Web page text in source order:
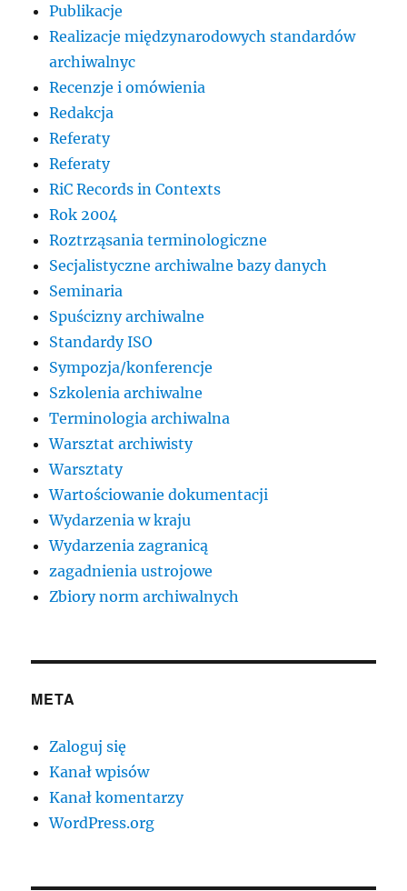
Publikacje
Realizacje międzynarodowych standardów
archiwalnyc
Recenzje i omówienia
Redakcja
Referaty
Referaty
RiC Records in Contexts
Rok 2004
Roztrząsania terminologiczne
Secjalistyczne archiwalne bazy danych
Seminaria
Spuścizny archiwalne
Standardy ISO
Sympozja/konferencje
Szkolenia archiwalne
Terminologia archiwalna
Warsztat archiwisty
Warsztaty
Wartościowanie dokumentacji
Wydarzenia w kraju
Wydarzenia zagranicą
zagadnienia ustrojowe
Zbiory norm archiwalnych
META
Zaloguj się
Kanał wpisów
Kanał komentarzy
WordPress.org